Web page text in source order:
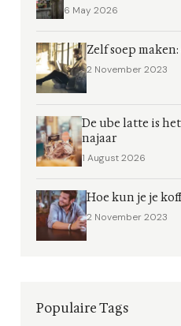
6 May 2026
Zelf soep
2 November 2023
De ube latte is
najaar
1 August 2026
Hoe kun je je
2 November 2023
Populaire Tags